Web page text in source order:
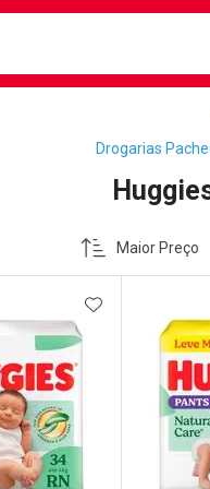
Drogarias
Maior Preço
ADICIONAR